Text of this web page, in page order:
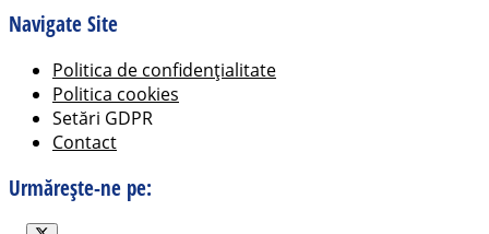
Navigate Site
Politica de confidențialitate
Politica cookies
Setări GDPR
Contact
Urmărește-ne pe: